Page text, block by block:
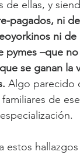
ellas, y
pagados, ni
ni de
–que
se ganan la
Algo parecido
de